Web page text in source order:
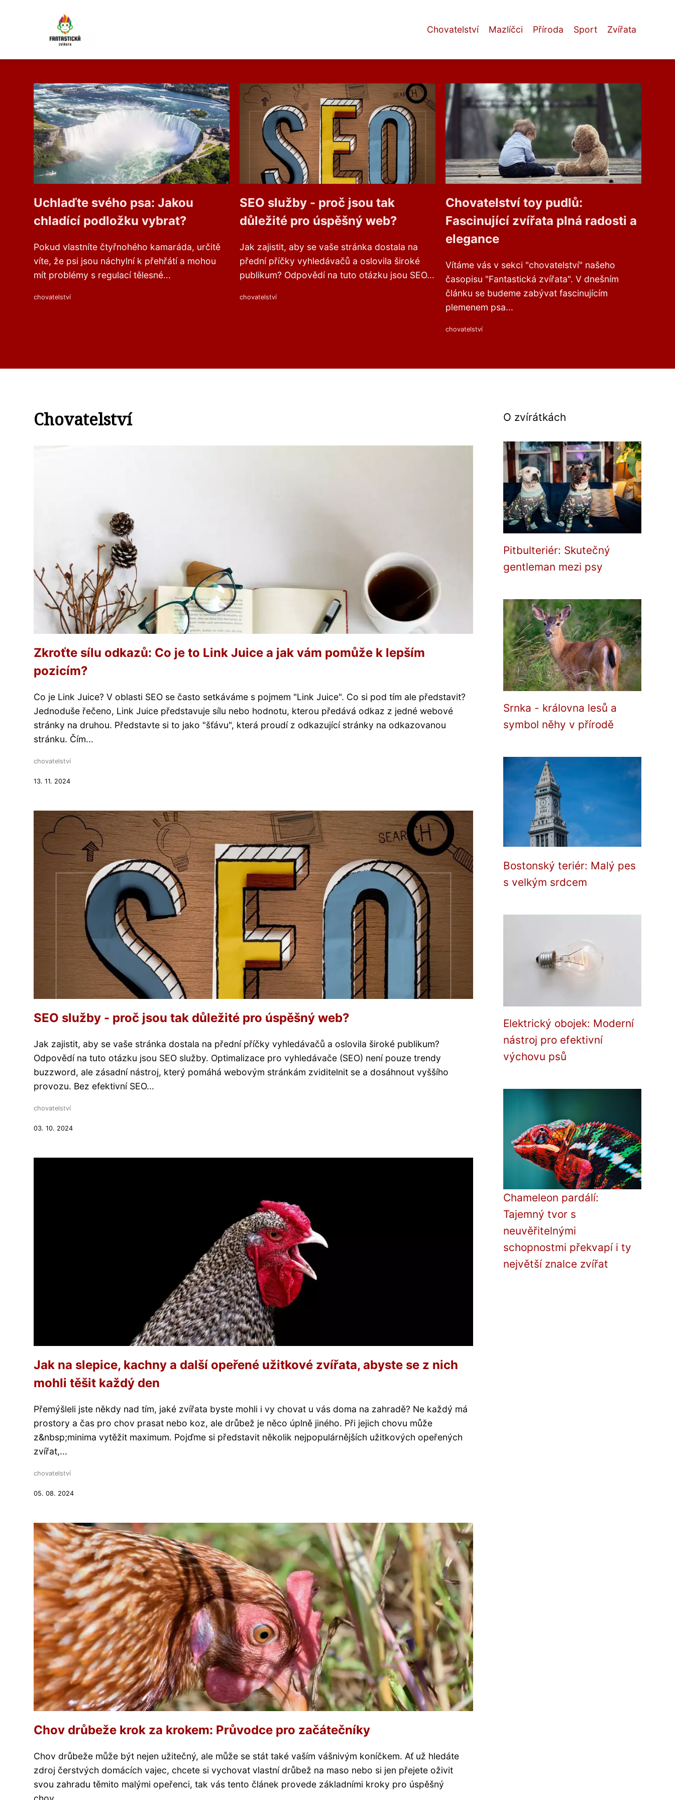
Chovatelství Mazlíčci Příroda Sport Zvířata
Uchlaďte svého psa: Jakou
chladící podložku vybrat?
Pokud vlastníte čtyřnohého kamaráda, určitě
víte, že psi jsou náchylní k přehřátí a mohou
mít problémy s regulací tělesné...
chovatelství
SEO služby - proč jsou tak
důležité pro úspěšný web?
Jak zajistit, aby se vaše stránka dostala na
přední příčky vyhledávačů a oslovila široké
publikum? Odpovědí na tuto otázku jsou SEO...
chovatelství
Chovatelství toy pudlů:
Fascinující zvířata plná radosti a
elegance
Vítáme vás v sekci "chovatelství" našeho
časopisu "Fantastická zvířata". V dnešním
článku se budeme zabývat fascinujícím
plemenem psa...
chovatelství
Chovatelství
Zkroťte sílu odkazů: Co je to Link Juice a jak vám pomůže k lepším
pozicím?
Co je Link Juice? V oblasti SEO se často setkáváme s pojmem "Link Juice". Co si pod tím ale představit?
Jednoduše řečeno, Link Juice představuje sílu nebo hodnotu, kterou předává odkaz z jedné webové
stránky na druhou. Představte si to jako "šťávu", která proudí z odkazující stránky na odkazovanou
stránku. Čím...
chovatelství
13. 11. 2024
SEO služby - proč jsou tak důležité pro úspěšný web?
Jak zajistit, aby se vaše stránka dostala na přední příčky vyhledávačů a oslovila široké publikum?
Odpovědí na tuto otázku jsou SEO služby. Optimalizace pro vyhledávače (SEO) není pouze trendy
buzzword, ale zásadní nástroj, který pomáhá webovým stránkám zviditelnit se a dosáhnout vyššího
provozu. Bez efektivní SEO...
chovatelství
03. 10. 2024
Jak na slepice, kachny a další opeřené užitkové zvířata, abyste se z nich
mohli těšit každý den
Přemýšleli jste někdy nad tím, jaké zvířata byste mohli i vy chovat u vás doma na zahradě? Ne každý má
prostory a čas pro chov prasat nebo koz, ale drůbež je něco úplně jiného. Při jejich chovu může
z&nbsp;minima vytěžit maximum. Pojďme si představit několik nejpopulárnějších užitkových opeřených
zvířat,...
chovatelství
05. 08. 2024
Chov drůbeže krok za krokem: Průvodce pro začátečníky
Chov drůbeže může být nejen užitečný, ale může se stát také vaším vášnivým koníčkem. Ať už hledáte
zdroj čerstvých domácích vajec, chcete si vychovat vlastní drůbež na maso nebo si jen přejete oživit
svou zahradu těmito malými opeřenci, tak vás tento článek provede základními kroky pro úspěšný
O zvírátkách
Pitbulteriér: Skutečný
gentleman mezi psy
Srnka - královna lesů a
symbol něhy v přírodě
Bostonský teriér: Malý pes
s velkým srdcem
Elektrický obojek: Moderní
nástroj pro efektivní
výchovu psů
Chameleon pardálí:
Tajemný tvor s
neuvěřitelnými
schopnostmi překvapí i ty
největší znalce zvířat